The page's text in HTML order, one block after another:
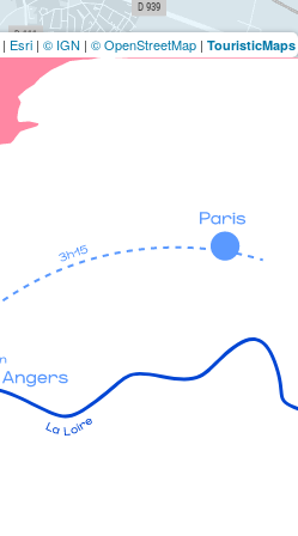
| Esri | © IGN | © OpenStreetMap | TouristicMaps